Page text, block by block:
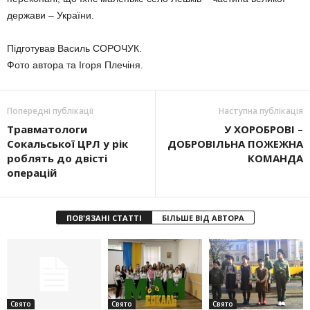
держави – України.
Підготував Василь СОРОЧУК.
Фото автора та Ігоря Плечіня.
Попередні публікації
Травматологи
Сокальської ЦРЛ у рік
роблять до двісті
операцій
Наступна публікація
У ХОРОБРОВІ –
ДОБРОВІЛЬНА ПОЖЕЖНА
КОМАНДА
ПОВ'ЯЗАНІ СТАТТІ БІЛЬШЕ ВІД АВТОРА
Свято Свято Свято